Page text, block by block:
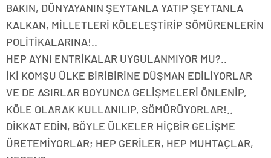
BAKIN, DÜNYAYANIN ŞEYTANLA YATIP ŞEYTANLA
KALKAN, MİLLETLERİ KÖLELEŞTİRİP SÖMÜRENLERİN
POLİTİKALARINA!..
HEP AYNI ENTRİKALAR UYGULANMIYOR MU?..
İKİ KOMŞU ÜLKE BİRİBİRİNE DÜŞMAN EDİLİYORLAR
VE DE ASIRLAR BOYUNCA GELİŞMELERİ ÖNLENİP,
KÖLE OLARAK KULLANILIP, SÖMÜRÜYORLAR!..
DİKKAT EDİN, BÖYLE ÜLKELER HİÇBİR GELİŞME
ÜRETEMİYORLAR; HEP GERİLER, HEP MUHTAÇLAR,